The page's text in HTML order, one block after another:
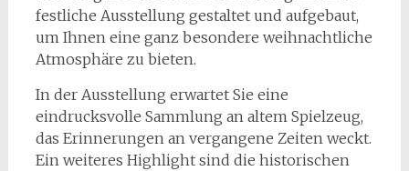
festliche Ausstellung gestaltet und aufgebaut,
um Ihnen eine ganz besondere weihnachtliche
Atmosphäre zu bieten.
In der Ausstellung erwartet Sie eine
eindrucksvolle Sammlung an altem Spielzeug,
das Erinnerungen an vergangene Zeiten weckt.
Ein weiteres Highlight sind die historischen